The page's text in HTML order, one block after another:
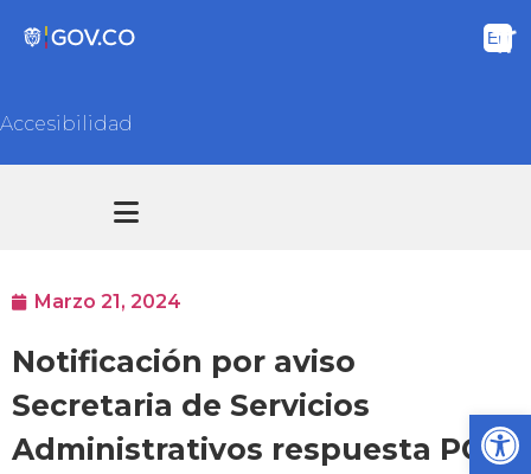
Accesibilidad
Marzo 21, 2024
Notificación por aviso
Secretaria de Servicios
Administrativos respuesta PQR